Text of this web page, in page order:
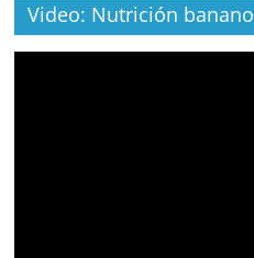
Video: Nutrición banano